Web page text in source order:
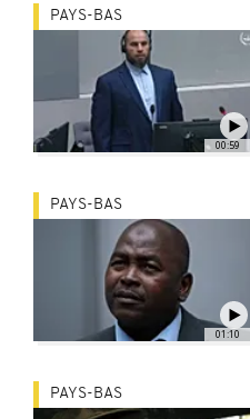
00:59
PAYS-BAS
01:10
PAYS-BAS
PAYS-BAS